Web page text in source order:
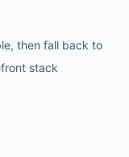
then fall back to
stack